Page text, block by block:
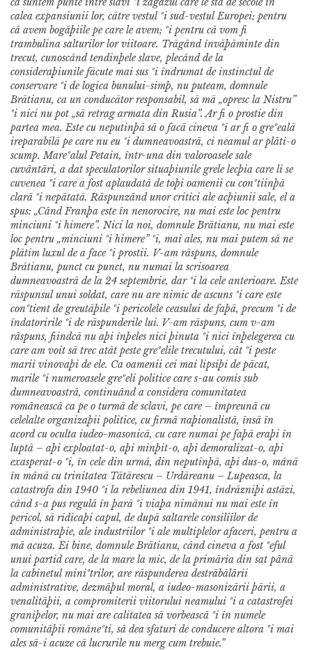
calea expansiunii lor, cãtre vestul ºi sud-vestul Europei; pentru
cã avem bogãþiile pe care le avem; ºi pentru cã vom fi
trambulina salturilor lor viitoare. Trãgând învãþãminte din
trecut, cunoscând tendinþele slave, plecând de la
consideraþiunile fãcute mai sus ºi îndrumat de instinctul de
conservare ºi de logica bunului-simþ, nu puteam, domnule
Brãtianu, ca un conducãtor responsabil, sã mã „opresc la Nistru”
ºi nici nu pot „sã retrag armata din Rusia”. Ar fi o prostie din
partea mea. Este cu neputinþã sã o facã cineva ºi ar fi o greºealã
ireparabilã pe care nu eu ºi dumneavoastrã, ci neamul ar plãti-o
scump. Mareºalul Petain, într-una din valoroasele sale
cuvântãri, a dat speculatorilor situaþiunile grele lecþia care li se
cuvenea ºi care a fost aplaudatã de toþi oamenii cu conºtiinþã
clarã ºi nepãtatã. Rãspunzând unor critici ale acþiunii sale, el a
spus: „Când Franþa este în nenorocire, nu mai este loc pentru
minciuni ºi himere”. Nici la noi, domnule Brãtianu, nu mai este
loc pentru „minciuni ºi himere” ºi, mai ales, nu mai putem sã ne
plãtim luxul de a face ºi prostii. V-am rãspuns, domnule
Brãtianu, punct cu punct, nu numai la scrisoarea
dumneavoastrã de la 24 septembrie, dar ºi la cele anterioare. Este
rãspunsul unui soldat, care nu are nimic de ascuns ºi care este
conºtient de greutãþile ºi pericolele ceasului de faþã, precum ºi de
îndatoririle ºi de rãspunderile lui. V-am rãspuns, cum v-am
rãspuns, fiindcã nu aþi înþeles nici þinuta ºi nici înþelegerea cu
care am voit sã trec atât peste greºelile trecutului, cât ºi peste
marii vinovaþi de ele. Ca oamenii cei mai lipsiþi de pãcat,
marile ºi numeroasele greºeli politice care s-au comis sub
dumneavoastrã, continuând a considera comunitatea
româneascã ca pe o turmã de sclavi, pe care – împreunã cu
celelalte organizaþii politice, cu firmã naþionalistã, însã în
acord cu oculta iudeo-masonicã, cu care numai pe faþã eraþi în
luptã – aþi exploatat-o, aþi minþit-o, aþi demoralizat-o, aþi
exasperat-o ºi, în cele din urmã, din neputinþã, aþi dus-o, mânã
în mânã cu trinitatea Tãtãrescu – Urdãreanu – Lupeasca, la
catastrofa din 1940 ºi la rebeliunea din 1941, îndrãzniþi astãzi,
când s-a pus regulã în þarã ºi viaþa nimãnui nu mai este în
pericol, sã ridicaþi capul, de dupã saltarele consiliilor de
administraþie, ale industriilor ºi ale multiplelor afaceri, pentru a
mã acuza. Ei bine, domnule Brãtianu, când cineva a fost ºeful
unui partid care, de la mare la mic, de la primãria din sat pânã
la cabinetul miniºtrilor, are rãspunderea destrãbãlãrii
administrative, dezmãþul moral, a iudeo-masonizãrii þãrii, a
venalitãþii, a compromiterii viitorului neamului ºi a catastrofei
graniþelor, nu mai are calitatea sã vorbeascã ºi în numele
comunitãþii româneºti, sã dea sfaturi de conducere altora ºi mai
ales sã-i acuze cã lucrurile nu merg cum trebuie.”